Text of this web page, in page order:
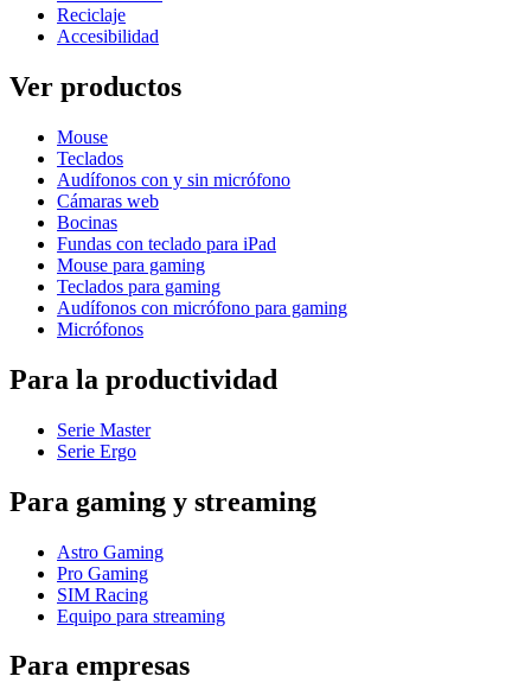
Reciclaje
Accesibilidad
Ver productos
Mouse
Teclados
Audífonos con y sin micrófono
Cámaras web
Bocinas
Fundas con teclado para iPad
Mouse para gaming
Teclados para gaming
Audífonos con micrófono para gaming
Micrófonos
Para la productividad
Serie Master
Serie Ergo
Para gaming y streaming
Astro Gaming
Pro Gaming
SIM Racing
Equipo para streaming
Para empresas